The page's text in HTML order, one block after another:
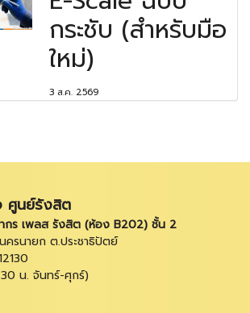
กระชับ (สำหรับมือ
ใหม่)
3 ส.ค. 2569
ศูนย์รังสิต
กร เพลส รังสิต (ห้อง B202) ชั้น 2
รนายก ต.ประชาธิปัตย์
น. จันทร์-ศุกร์)